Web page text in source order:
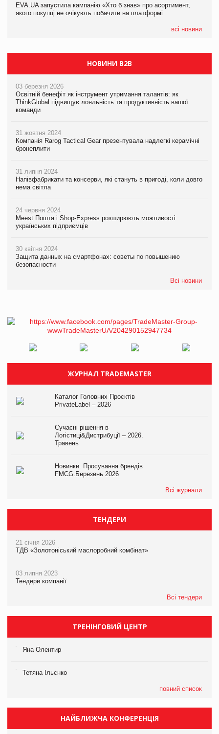
EVA.UA запустила кампанію «Хто б знав» про асортимент,
якого покупці не очікують побачити на платформі
всі новини
05.08.2026
Мережа супермаркетів VARUS купує мережу магазинів
НОВИНИ B2B
03 березня 2026
Освітній бенефіт як інструмент утримання талантів: як
ThinkGlobal підвищує лояльність та продуктивність вашої
команди
31 жовтня 2024
Компанія Rarog Tactical Gear презентувала надлегкі керамічні
бронеплити
31 липня 2024
Напівфабрикати та консерви, які стануть в пригоді, коли довго
нема світла
24 червня 2024
Meest Пошта і Shop-Express розширюють можливості
українських підприємців
30 квітня 2024
Защита данных на смартфонах: советы по повышению
безопасности
Всі новини
ЖУРНАЛ TRADEMASTER
Каталог Головних Проєктів
PrivateLabel – 2026
Сучасні рішення в
Логістиці&Дистрибуції – 2026.
Травень
Новинки. Просування брендів
FMCG.Березень 2026
Всі журнали
ТЕНДЕРИ
21 січня 2026
ТДВ «Золотоніський маслоробний комбінат»
03 липня 2023
Тендери компанії
Всі тендери
ТРЕНІНГОВИЙ ЦЕНТР
Яна Олентир
Тетяна Ільєнко
повний список
НАЙБЛИЖЧА КОНФЕРЕНЦІЯ